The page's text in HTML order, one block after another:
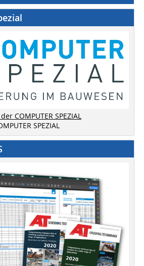
COMPUTER SPEZIAL
SPEZIAL